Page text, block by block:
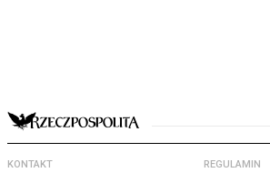
KONTAKT REGULAMIN